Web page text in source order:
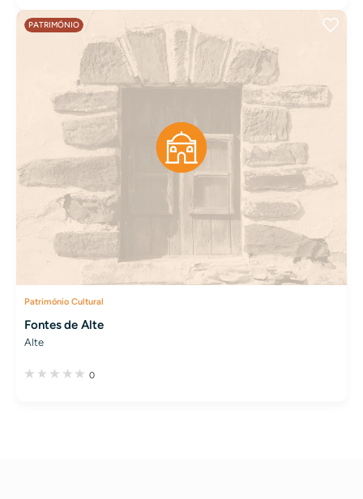
PATRIMÓNIO
Património Cultural
Fontes de Alte
Alte
0